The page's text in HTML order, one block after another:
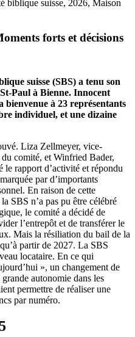
forts et décisions
suisse (SBS) a tenu son
Paul à Bienne. Innocent
bienvenue à 23 représentants
individuel, et une dizaine
Liza Zellmeyer, vice-
comité, et Winfried Bader,
le rapport d’activité et répondu
par d’importants
En raison de cette
SBS n’a pas pu être célébré
le comité a décidé de
l’entrepôt et de transférer le
Mais la résiliation du bail de la
partir de 2027. La SBS
locataire. En ce qui
», un changement de
autonomie dans les
permettre de réaliser une
par numéro.